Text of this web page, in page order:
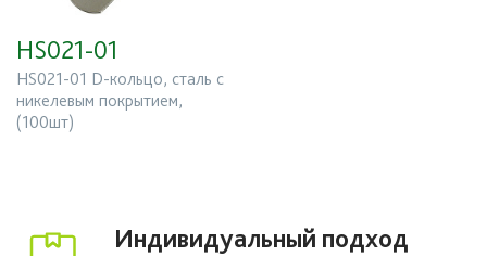
HS021-01
HS021-01 D-кольцо, сталь с
никелевым покрытием,
(100шт)
Индивидуальный подход